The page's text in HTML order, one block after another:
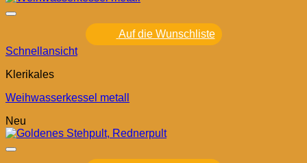
Auf die Wunschliste
Schnellansicht
Klerikales
Weihwasserkessel metall
Neu